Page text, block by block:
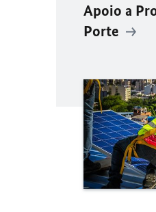
Apoio a
Porte